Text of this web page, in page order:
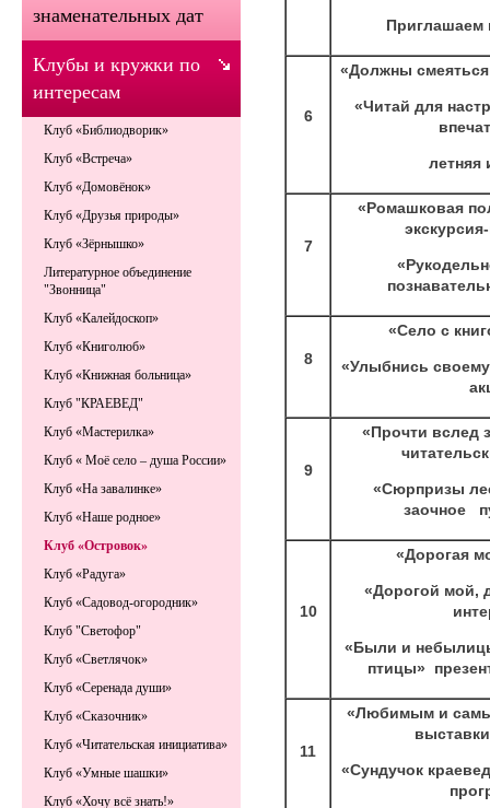
Приглашаем
6
«Должны смеяться
«Читай для
летняя
7
«Ромашковая
8
«Село с
«Улыбнись
9
«Прочти вслед
«Сюрпризы
заочное
10
«Дорогая
«Дорогой мой,
«Были и
птицы»
11
«Любимым и
«Сундучок
знаменательных дат
Клубы и кружки по
интересам
Клуб «Библиодворик»
Клуб «Встреча»
Клуб «Домовёнок»
Клуб «Друзья природы»
Клуб «Зёрнышко»
Литературное объединение
"Звонница"
Клуб «Калейдоскоп»
Клуб «Книголюб»
Клуб «Книжная больница»
Клуб "КРАЕВЕД"
Клуб «Мастерилка»
Клуб « Моё село – душа России»
Клуб «На завалинке»
Клуб «Наше родное»
Клуб «Островок»
Клуб «Радуга»
Клуб «Садовод-огородник»
Клуб "Светофор"
Клуб «Светлячок»
Клуб «Серенада души»
Клуб «Сказочник»
Клуб «Читательская инициатива»
Клуб «Умные шашки»
Клуб «Хочу всё знать!»